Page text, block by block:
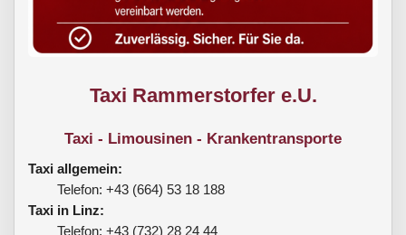
Taxi Rammerstorfer e.U.
Taxi - Limousinen - Krankentransporte
Taxi allgemein:
Telefon: +43 (664) 53 18 188
Taxi in Linz:
Telefon: +43 (732) 28 24 44